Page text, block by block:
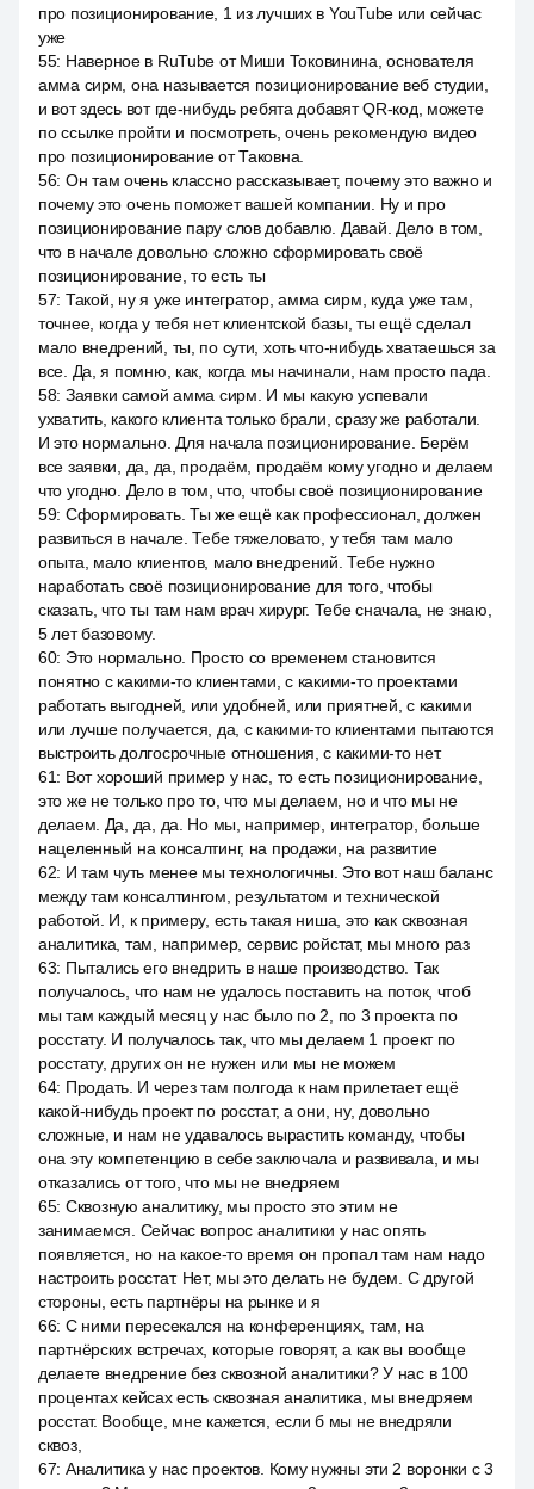
про позиционирование, 1 из лучших в YouTube или сейчас
уже
55: Наверное в RuTube от Миши Токовинина, основателя
амма сирм, она называется позиционирование веб студии,
и вот здесь вот где-нибудь ребята добавят QR-код, можете
по ссылке пройти и посмотреть, очень рекомендую видео
про позиционирование от Таковна.
56: Он там очень классно рассказывает, почему это важно и
почему это очень поможет вашей компании. Ну и про
позиционирование пару слов добавлю. Давай. Дело в том,
что в начале довольно сложно сформировать своё
позиционирование, то есть ты
57: Такой, ну я уже интегратор, амма сирм, куда уже там,
точнее, когда у тебя нет клиентской базы, ты ещё сделал
мало внедрений, ты, по сути, хоть что-нибудь хватаешься за
все. Да, я помню, как, когда мы начинали, нам просто пада.
58: Заявки самой амма сирм. И мы какую успевали
ухватить, какого клиента только брали, сразу же работали.
И это нормально. Для начала позиционирование. Берём
все заявки, да, да, продаём, продаём кому угодно и делаем
что угодно. Дело в том, что, чтобы своё позиционирование
59: Сформировать. Ты же ещё как профессионал, должен
развиться в начале. Тебе тяжеловато, у тебя там мало
опыта, мало клиентов, мало внедрений. Тебе нужно
наработать своё позиционирование для того, чтобы
сказать, что ты там нам врач хирург. Тебе сначала, не знаю,
5 лет базовому.
60: Это нормально. Просто со временем становится
понятно с какими-то клиентами, с какими-то проектами
работать выгодней, или удобней, или приятней, с какими
или лучше получается, да, с какими-то клиентами пытаются
выстроить долгосрочные отношения, с какими-то нет.
61: Вот хороший пример у нас, то есть позиционирование,
это же не только про то, что мы делаем, но и что мы не
делаем. Да, да, да. Но мы, например, интегратор, больше
нацеленный на консалтинг, на продажи, на развитие
62: И там чуть менее мы технологичны. Это вот наш баланс
между там консалтингом, результатом и технической
работой. И, к примеру, есть такая ниша, это как сквозная
аналитика, там, например, сервис ройстат, мы много раз
63: Пытались его внедрить в наше производство. Так
получалось, что нам не удалось поставить на поток, чтоб
мы там каждый месяц у нас было по 2, по 3 проекта по
росстату. И получалось так, что мы делаем 1 проект по
росстату, других он не нужен или мы не можем
64: Продать. И через там полгода к нам прилетает ещё
какой-нибудь проект по росстат, а они, ну, довольно
сложные, и нам не удавалось вырастить команду, чтобы
она эту компетенцию в себе заключала и развивала, и мы
отказались от того, что мы не внедряем
65: Сквозную аналитику, мы просто это этим не
занимаемся. Сейчас вопрос аналитики у нас опять
появляется, но на какое-то время он пропал там нам надо
настроить росстат. Нет, мы это делать не будем. С другой
стороны, есть партнёры на рынке и я
66: С ними пересекался на конференциях, там, на
партнёрских встречах, которые говорят, а как вы вообще
делаете внедрение без сквозной аналитики? У нас в 100
процентах кейсах есть сквозная аналитика, мы внедряем
росстат. Вообще, мне кажется, если б мы не внедряли
сквоз,
67: Аналитика у нас проектов. Кому нужны эти 2 воронки с 3